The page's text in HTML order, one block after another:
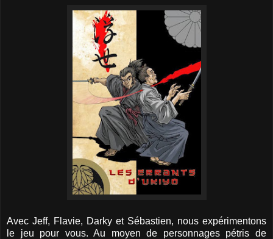
Avec Jeff, Flavie, Darky et Sébastien, nous expérimentons
le jeu pour vous. Au moyen de personnages pétris de